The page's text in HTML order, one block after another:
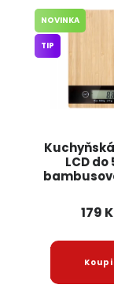
LCD do
NOVINKA
TIP
179